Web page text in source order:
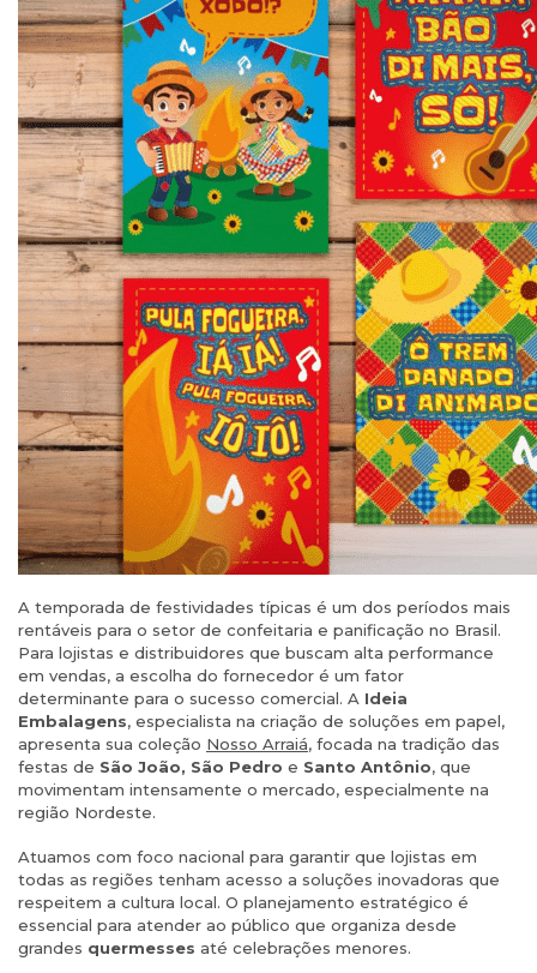
A temporada de festividades típicas é um dos períodos mais
rentáveis para o setor de confeitaria e panificação no Brasil.
Para lojistas e distribuidores que buscam alta performance
em vendas, a escolha do fornecedor é um fator
determinante para o sucesso comercial. A Ideia
Embalagens, especialista na criação de soluções em papel,
apresenta sua coleção Nosso Arraiá, focada na tradição das
festas de São João, São Pedro e Santo Antônio, que
movimentam intensamente o mercado, especialmente na
região Nordeste.
Atuamos com foco nacional para garantir que lojistas em
todas as regiões tenham acesso a soluções inovadoras que
respeitem a cultura local. O planejamento estratégico é
essencial para atender ao público que organiza desde
grandes quermesses até celebrações menores.